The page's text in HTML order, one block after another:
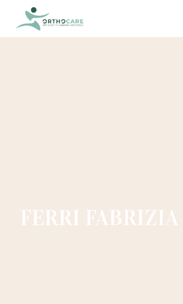
FERRI FABRIZIA